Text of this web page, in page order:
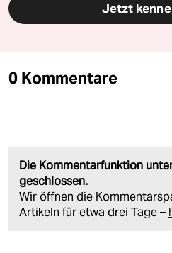
Jetzt
0 Kommentare
Die Kommentarfunktion
geschlossen.
Wir öffnen die
Artikeln für etwa drei Tage –